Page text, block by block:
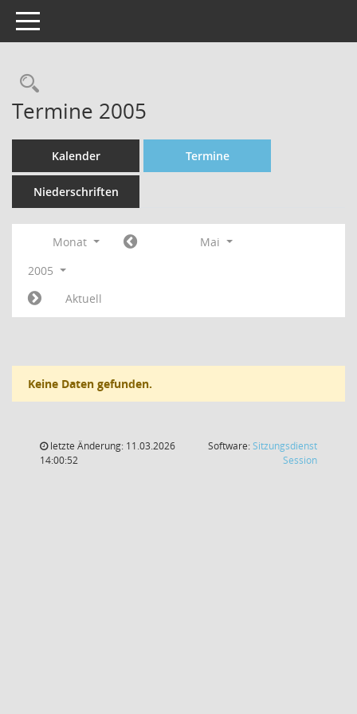
Toggle navigation
Rechercheauswahl
Termine 2005
Kalender Termine
Niederschriften
Monat
Mai
2005
Aktuell
Keine Daten gefunden.
letzte Änderung: 11.03.2026
14:00:52
Software:Sitzungsdienst
Session(Wird in